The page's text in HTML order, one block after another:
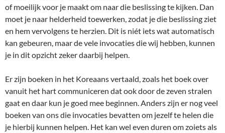
of moeilijk voor je maakt om naar die beslissing te kijken. Dan
moet je naar helderheid toewerken, zodat je die beslissing ziet
en hem vervolgens te herzien. Dit is niét iets wat automatisch
kan gebeuren, maar de vele invocaties die wij hebben, kunnen
je in dit opzicht zeker daarbij helpen.
Er zijn boeken in het Koreaans vertaald, zoals het boek over
vanuit het hart communiceren dat ook door de zeven stralen
gaat en daar kun je goed mee beginnen. Anders zijn er nog veel
boeken van ons die invocaties bevatten om jezelf te helen die
je hierbij kunnen helpen. Het kan wel even duren om zoiets als